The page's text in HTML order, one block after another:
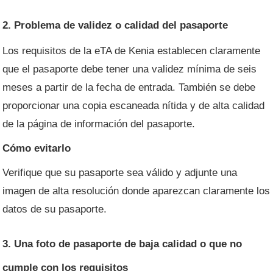
2. Problema de validez o calidad del pasaporte
Los requisitos de la eTA de Kenia establecen claramente
que el pasaporte debe tener una validez mínima de seis
meses a partir de la fecha de entrada. También se debe
proporcionar una copia escaneada nítida y de alta calidad
de la página de información del pasaporte.
Cómo evitarlo
Verifique que su pasaporte sea válido y adjunte una
imagen de alta resolución donde aparezcan claramente los
datos de su pasaporte.
3. Una foto de pasaporte de baja calidad o que no
cumple con los requisitos